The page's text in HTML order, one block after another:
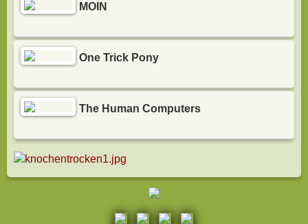
MOIN
One Trick Pony
The Human Computers